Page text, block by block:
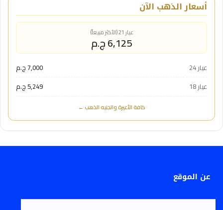
أسعار الذهب الآن
عيار 21 (الأكثر مبيعاً)
6,125 ج.م
عيار 24
7,000 ج.م
عيار 18
5,249 ج.م
كافة الأعيرة والجنيه الذهب ←
عن الموقع